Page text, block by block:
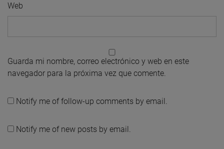
Web
Guarda mi nombre, correo electrónico y web en este
navegador para la próxima vez que comente.
Notify me of follow-up comments by email.
Notify me of new posts by email.